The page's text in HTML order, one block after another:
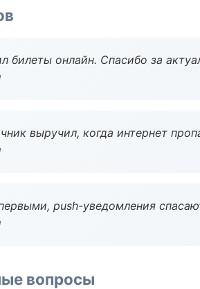
билеты онлайн. Спасибо за
выручил, когда интернет
push-уведомления
вопросы